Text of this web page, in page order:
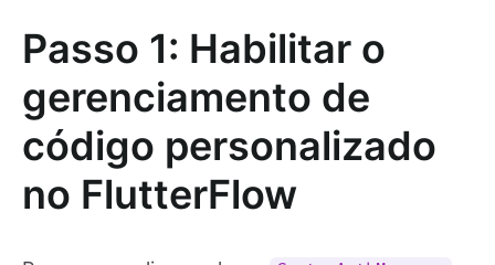
Passo 1: Habilitar o
gerenciamento de
código personalizado
no FlutterFlow